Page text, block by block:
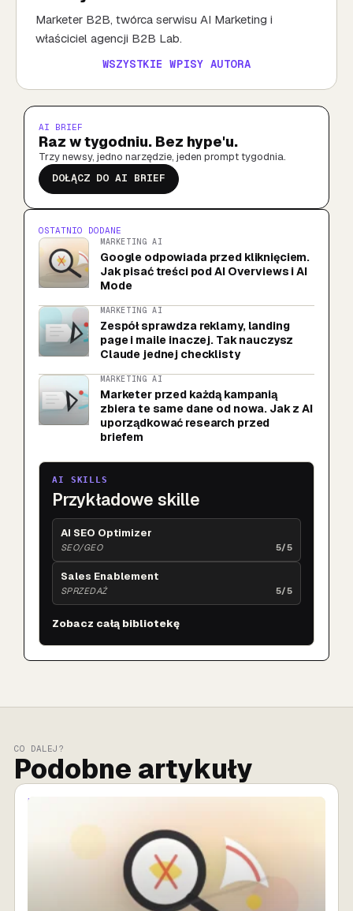
Marketer B2B, twórca serwisu AI Marketing i
właściciel agencji B2B Lab.
WSZYSTKIE WPISY AUTORA
AI BRIEF
Raz w tygodniu. Bez hype'u.
Trzy newsy, jedno narzędzie, jeden prompt tygodnia.
DOŁĄCZ DO AI BRIEF
OSTATNIO DODANE
MARKETING AI
Google odpowiada przed kliknięciem.
Jak pisać treści pod AI Overviews i AI
Mode
MARKETING AI
Zespół sprawdza reklamy, landing
page i maile inaczej. Tak nauczysz
Claude jednej checklisty
MARKETING AI
Marketer przed każdą kampanią
zbiera te same dane od nowa. Jak z AI
uporządkować research przed
briefem
AI SKILLS
Przykładowe skille
AI SEO Optimizer
SEO/GEO 5/5
Sales Enablement
SPRZEDAŻ 5/5
Zobacz całą bibliotekę
CO DALEJ?
Podobne artykuły
MARKETING AI